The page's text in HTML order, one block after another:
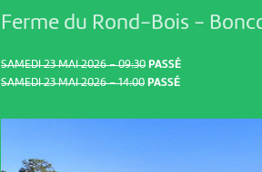
SAMEDI 23 MAI 2026 – 09:30 PASSÉ
SAMEDI 23 MAI 2026 – 14:00 PASSÉ
Ferme du Rond-Bois -